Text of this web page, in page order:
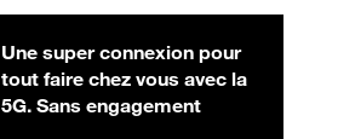
Une super connexion pour
tout faire chez vous avec la
5G. Sans engagement